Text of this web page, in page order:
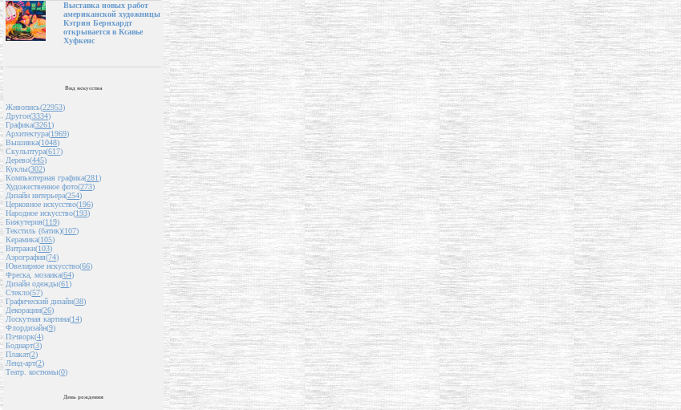
Выставка новых работ
американской художницы
Кэтрин Бернхардт
открывается в Ксавье
Хуфкенс
Вид искусства
Живопись(22953)
Другое(3334)
Графика(3261)
Архитектура(1969)
Вышивка(1048)
Скульптура(617)
Дерево(445)
Куклы(302)
Компьютерная графика(281)
Художественное фото(273)
Дизайн интерьера(254)
Церковное искусство(196)
Народное искусство(193)
Бижутерия(119)
Текстиль (батик)(107)
Керамика(105)
Витражи(103)
Аэрография(74)
Ювелирное искусство(66)
Фреска, мозаика(64)
Дизайн одежды(61)
Стекло(57)
Графический дизайн(38)
Декорации(26)
Лоскутная картина(14)
Флордизайн(9)
Пэчворк(4)
Бодиарт(3)
Плакат(2)
Ленд-арт(2)
Театр. костюмы(0)
День рождения